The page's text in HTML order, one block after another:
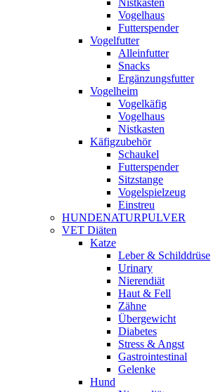
Nistkasten
Vogelhaus
Futterspender
Vogelfutter
Alleinfutter
Snacks
Ergänzungsfutter
Vogelheim
Vogelkäfig
Vogelhaus
Nistkasten
Käfigzubehör
Schaukel
Futterspender
Sitzstange
Vogelspielzeug
Einstreu
HUNDENATURPULVER
VET Diäten
Katze
Leber & Schilddrüse
Urinary
Nierendiät
Haut & Fell
Zähne
Übergewicht
Diabetes
Stress & Angst
Gastrointestinal
Gelenke
Hund